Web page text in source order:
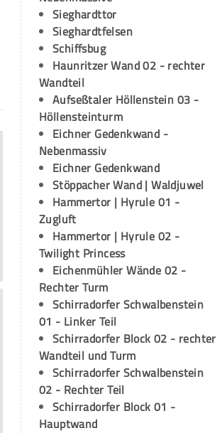
Sieghardttor
Sieghardtfelsen
Schiffsbug
Haunritzer Wand 02 - rechter
Wandteil
Aufseßtaler Höllenstein 03 -
Höllensteinturm
Eichner Gedenkwand -
Nebenmassiv
Eichner Gedenkwand
Stöppacher Wand | Waldjuwel
Hammertor | Hyrule 01 -
Zugluft
Hammertor | Hyrule 02 -
Twilight Princess
Eichenmühler Wände 02 -
Rechter Turm
Schirradorfer Schwalbenstein
01 - Linker Teil
Schirradorfer Block 02 - rechter
Wandteil und Turm
Schirradorfer Schwalbenstein
02 - Rechter Teil
Schirradorfer Block 01 -
Hauptwand